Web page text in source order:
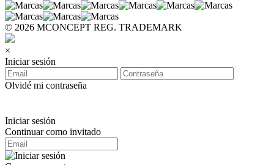
© 2026 MCONCEPT REG. TRADEMARK
×
Iniciar sesión
Olvidé mi contraseña
Iniciar sesión
Continuar como invitado